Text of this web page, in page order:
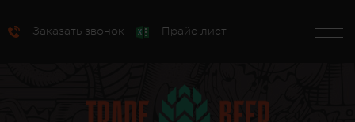
Заказать звонок Прайс лист